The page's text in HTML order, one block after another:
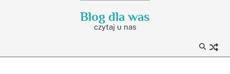
Blog dla was
czytaj u nas